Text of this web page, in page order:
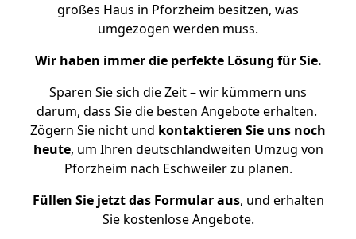
großes Haus in Pforzheim besitzen, was
umgezogen werden muss.
Wir haben immer die perfekte Lösung für Sie.
Sparen Sie sich die Zeit – wir kümmern uns
darum, dass Sie die besten Angebote erhalten.
Zögern Sie nicht und kontaktieren Sie uns noch
heute, um Ihren deutschlandweiten Umzug von
Pforzheim nach Eschweiler zu planen.
Füllen Sie jetzt das Formular aus, und erhalten
Sie kostenlose Angebote.